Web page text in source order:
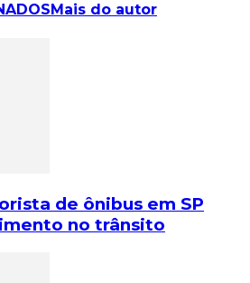
Mais do autor
de ônibus em SP
no trânsito